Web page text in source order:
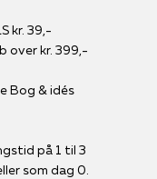
kr. 39,-
over kr. 399,-
Bog & idés
på 1 til 3
som dag 0.